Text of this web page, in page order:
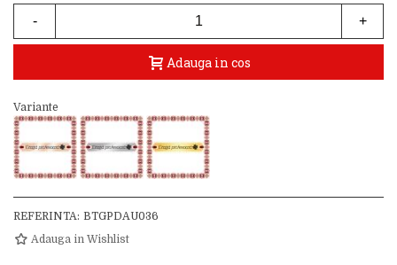
- +
Adauga in cos
Variante
REFERINTA: BTGPDAU036
Adauga in Wishlist